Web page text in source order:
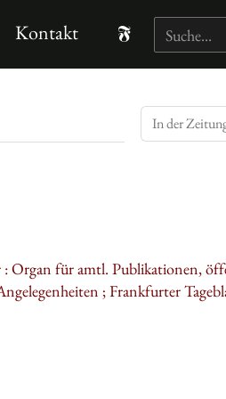
Kontakt
: Organ für amtl. Publikationen,
; Frankfurter